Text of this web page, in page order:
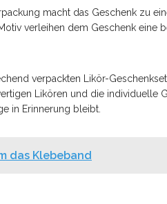
macht das Geschenk zu
verleihen dem Geschenk eine
verpackten Likör-
Likören und die individuelle
in Erinnerung bleibt.
das Klebeband